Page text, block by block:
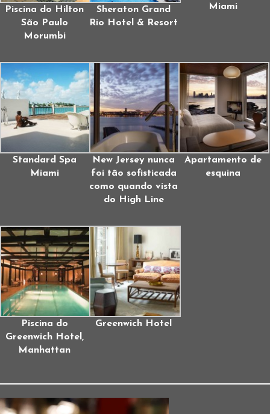
Piscina do Hilton
São Paulo
Morumbi
Sheraton Grand
Rio Hotel & Resort
Miami
Standard Spa
Miami
New Jersey nunca
foi tão sofisticada
como quando vista
do High Line
Apartamento de
esquina
Piscina do
Greenwich Hotel,
Manhattan
Greenwich Hotel